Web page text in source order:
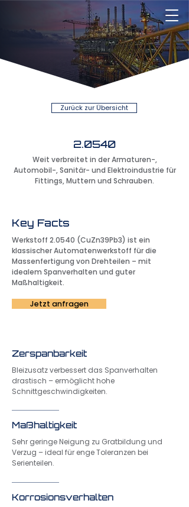
Zurück zur Übersicht
2.0540
Weit verbreitet in der Armaturen-,
Automobil-, Sanitär- und Elektroindustrie für
Fittings, Muttern und Schrauben.
Key Facts
Werkstoff 2.0540 (CuZn39Pb3) ist ein
klassischer Automatenwerkstoff für die
Massenfertigung von Drehteilen – mit
idealem Spanverhalten und guter
Maßhaltigkeit.
Jetzt anfragen
Zerspanbarkeit
Bleizusatz verbessert das Spanverhalten
drastisch – ermöglicht hohe
Schnittgeschwindigkeiten.
Maßhaltigkeit
Sehr geringe Neigung zu Gratbildung und
Verzug – ideal für enge Toleranzen bei
Serienteilen.
Korrosionsverhalten